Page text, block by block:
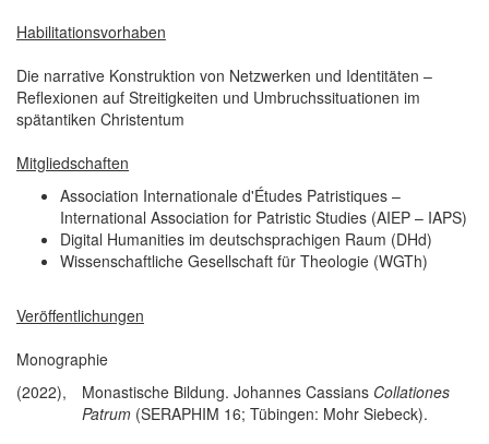
Habilitationsvorhaben
Die narrative Konstruktion von Netzwerken und Identitäten –
Reflexionen auf Streitigkeiten und Umbruchssituationen im
spätantiken Christentum
Mitgliedschaften
Association Internationale d'Études Patristiques –
International Association for Patristic Studies (AIEP – IAPS)
Digital Humanities im deutschsprachigen Raum (DHd)
Wissenschaftliche Gesellschaft für Theologie (WGTh)
Veröffentlichungen
Monographie
(2022),
Monastische Bildung. Johannes Cassians Collationes
Patrum (SERAPHIM 16; Tübingen: Mohr Siebeck).